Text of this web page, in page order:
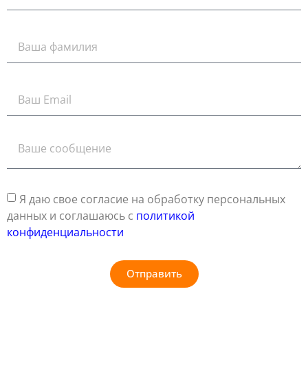
Я даю свое согласие на обработку персональных
данных и соглашаюсь с политикой
конфиденциальности
Отправить